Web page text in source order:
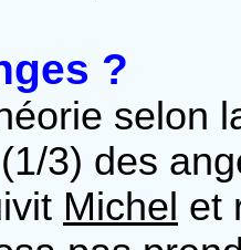
?
selon
3) des
Michel et